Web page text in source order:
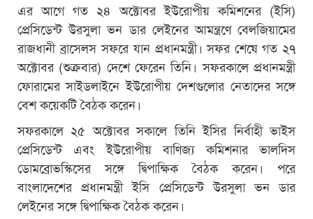
এর আগে গত ২৪ অক্টোবর ইউরোপীয় কমিশনের (ইসি)
প্রেসিডেন্ট উরসুলা ভন ডার লেইনের আমন্ত্রণে বেলজিয়ামের
রাজধানী ব্রাসেলস সফরে যান প্রধানমন্ত্রী। সফর শেষে গত ২৭
অক্টোবর (শুক্রবার) দেশে ফেরেন তিনি। সফরকালে প্রধানমন্ত্রী
ফোরামের সাইডলাইনে ইউরোপীয় দেশগুলোর নেতাদের সঙ্গে
বেশ কয়েকটি বৈঠক করেন।
সফরকালে ২৫ অক্টোবর সকালে তিনি ইসির নির্বাহী ভাইস
প্রেসিডেন্ট এবং ইউরোপীয় বাণিজ্য কমিশনার ভালদিস
ডোমব্রোভস্কিসের সঙ্গে দ্বিপাক্ষিক বৈঠক করেন। পরে
বাংলাদেশের প্রধানমন্ত্রী ইসি প্রেসিডেন্ট উরসুলা ভন ডার
লেইনের সঙ্গে দ্বিপাক্ষিক বৈঠক করেন।